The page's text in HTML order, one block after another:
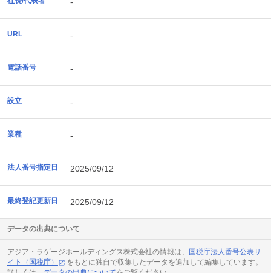
URL -
電話番号 -
設立 -
業種 -
法人番号指定日 2025/09/12
最終登記更新日 2025/09/12
データの出典について
アジア・ラゲージホールディングス株式会社の情報は、
国税庁法人番号公表サ
イト（国税庁）
をもとに独自で収集したデータを追加して編集しています。